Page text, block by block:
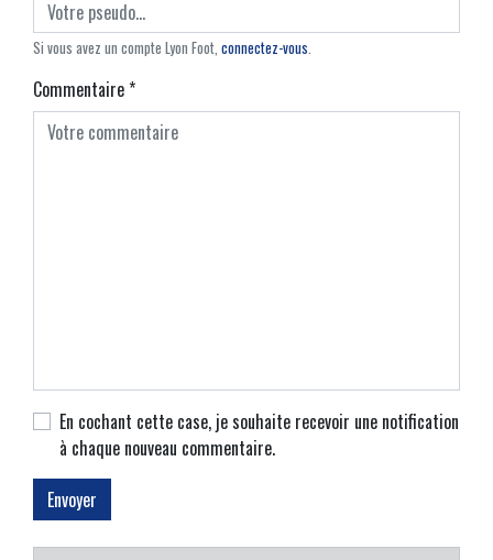
Si vous avez un compte Lyon Foot, connectez-vous.
Commentaire*
En cochant cette case, je souhaite recevoir une notification
à chaque nouveau commentaire.